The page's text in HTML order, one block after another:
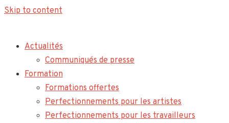
Skip to content
Actualités
Communiqués de presse
Formation
Formations offertes
Perfectionnements pour les artistes
Perfectionnements pour les travailleurs